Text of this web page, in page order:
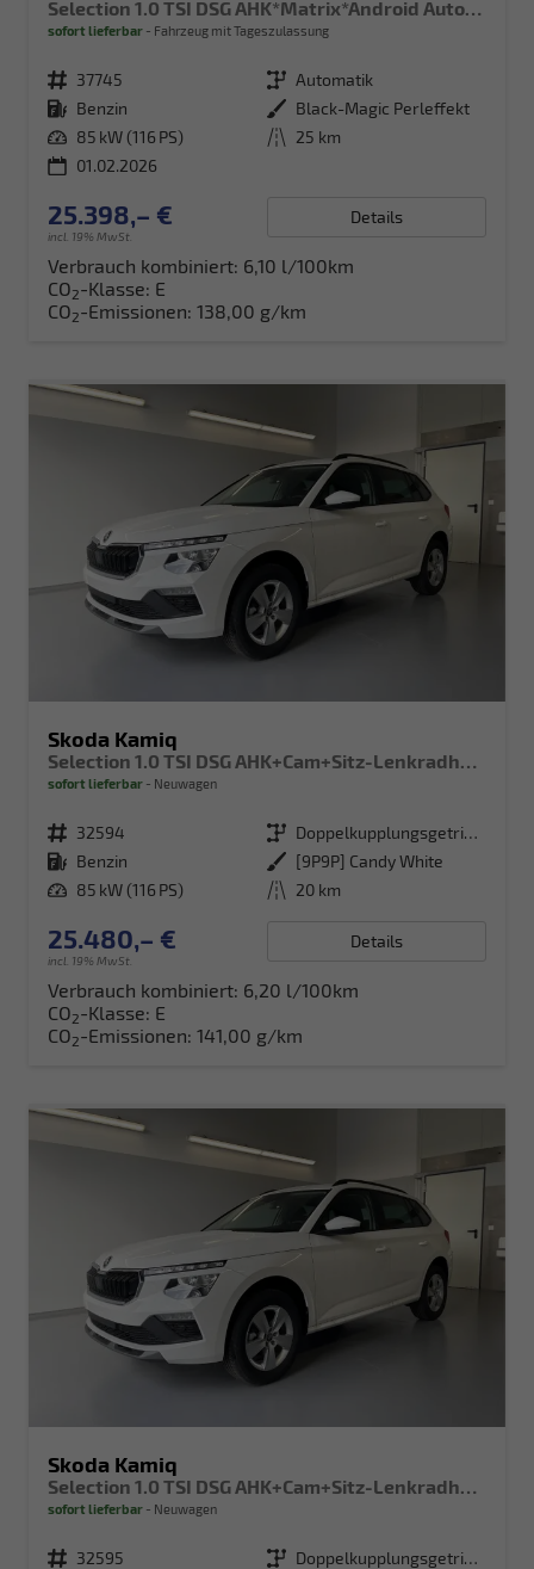
sofort lieferbar Fahrzeug mit Tageszulassung
Fahrzeugnr. 37745 Getriebe Automatik
Kraftstoff Benzin Außenfarbe Black-Magic Perleffekt
Leistung 85 kW (116 PS) Kilometerstand 25 km
01.02.2026
25.398,– €
incl. 19% MwSt.
Details
Verbrauch kombiniert: 6,10 l/100km
CO2-Klasse: E
CO2-Emissionen: 138,00 g/km
Skoda Kamiq
Selection 1.0 TSI DSG AHK+Cam+Sitz-Lenkradheiz+Sunset+Kessy+AppConnect+Alu16
sofort lieferbar Neuwagen
Fahrzeugnr. 32594 Getriebe
Doppelkupplungsgetriebe (DSG)
Kraftstoff Benzin Außenfarbe [9P9P] Candy White
Leistung 85 kW (116 PS) Kilometerstand 20 km
25.480,– €
incl. 19% MwSt.
Details
Verbrauch kombiniert: 6,20 l/100km
CO2-Klasse: E
CO2-Emissionen: 141,00 g/km
Skoda Kamiq
Selection 1.0 TSI DSG AHK+Cam+Sitz-Lenkradheiz+Sunset+Kessy+AppConnect+Alu16
sofort lieferbar Neuwagen
Fahrzeugnr. 32595 Getriebe
Doppelkupplungsgetriebe (DSG)